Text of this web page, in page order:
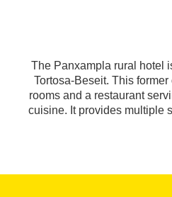
The Panxampla rural hotel
Tortosa-Beseit. This
rooms and a restaurant
cuisine. It provides multiple